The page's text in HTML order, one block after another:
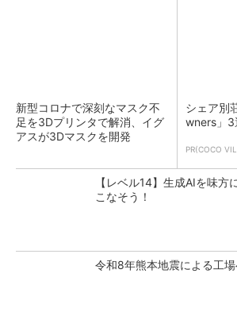
新型コロナで深刻なマスク不
足を3Dプリンタで解消、イグ
アスが3Dマスクを開発
シェア別
wners」3
PR(COCO
【レベル14】生成AIを味方
こなそう！
令和8年熊本地震による工